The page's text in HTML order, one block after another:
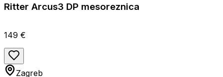
Ritter Arcus3 DP mesoreznica
149 €
Zagreb